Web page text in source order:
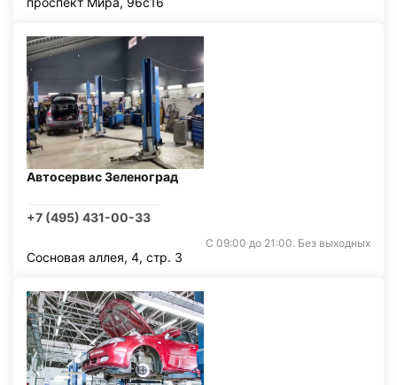
Автосервис Зеленоград
+7 (495) 431-00-33
С 09:00 до 21:00. Без выходных
Сосновая аллея, 4, стр. 3